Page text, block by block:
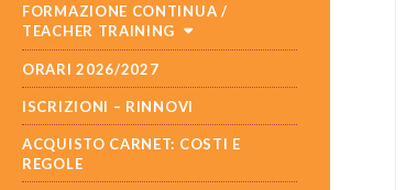
FORMAZIONE CONTINUA /
TEACHER TRAINING
ORARI 2026/2027
ISCRIZIONI – RINNOVI
ACQUISTO CARNET: COSTI E
REGOLE